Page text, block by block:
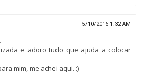
5/10/2016 1:32 AM
e adoro tudo que ajuda a colocar
mim, me achei aqui. :)